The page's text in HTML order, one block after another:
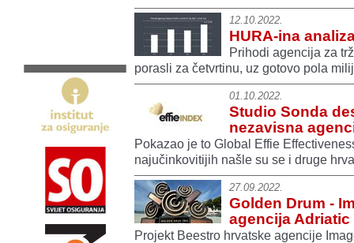
12.10.2022.
HURA-ina
Prihodi agencija za
porasli za četvrtinu, uz gotovo pola
01.10.2022.
Studio Sonda
nezavisna
Pokazao je to Global Effie
najučinkovitijih našle su se i druge
27.09.2022.
Golden Drum -
agencija Adriatic
Projekt Beestro hrvatske agencije